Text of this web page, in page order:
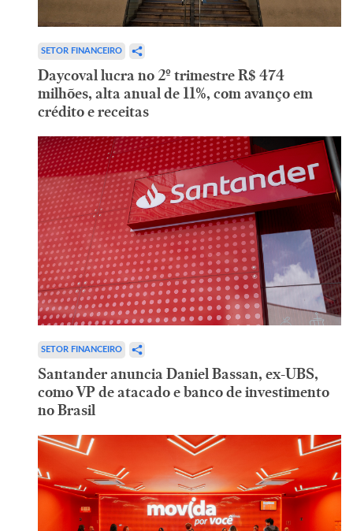
SETOR FINANCEIRO
Daycoval lucra no 2º trimestre R$ 474
milhões, alta anual de 11%, com avanço em
crédito e receitas
SETOR FINANCEIRO
Santander anuncia Daniel Bassan, ex-UBS,
como VP de atacado e banco de investimento
no Brasil